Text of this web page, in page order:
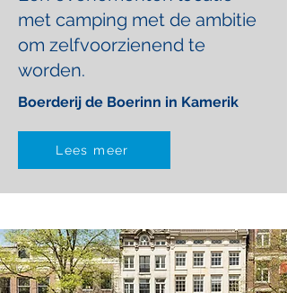
met camping met de ambitie
om zelfvoorzienend te
worden.
Boerderij de Boerinn in Kamerik
Lees meer